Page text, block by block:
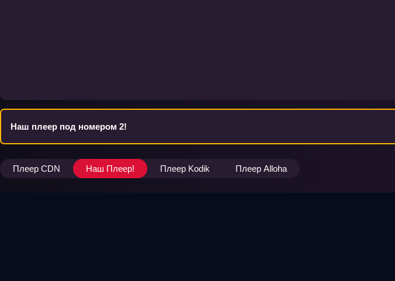
Наш плеер под номером 2!
Плеер CDN Наш Плеер! Плеер Kodik Плеер Alloha